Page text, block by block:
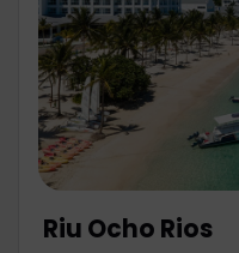
Riu Ocho Rios